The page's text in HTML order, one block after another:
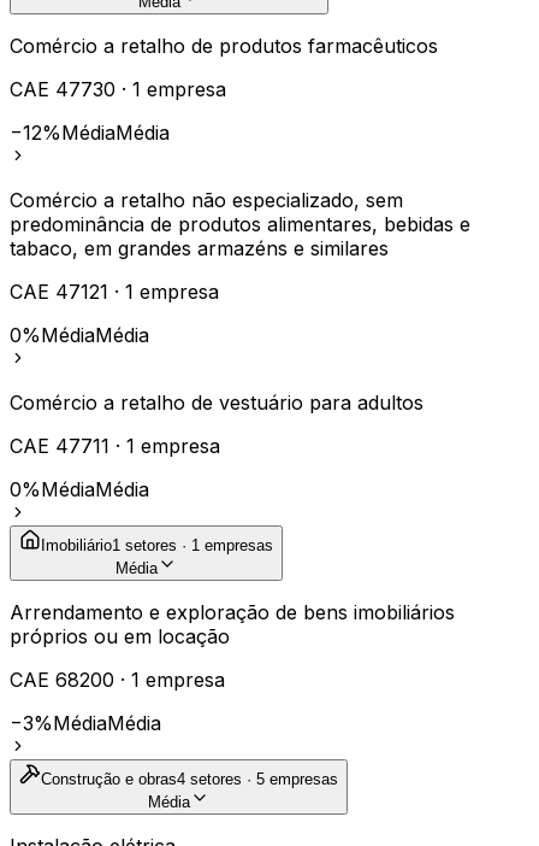
Comércio a retalho de produtos farmacêuticos
CAE 47730 · 1 empresa
−12%MédiaMédia
Comércio a retalho não especializado, sem
predominância de produtos alimentares, bebidas e
tabaco, em grandes armazéns e similares
CAE 47121 · 1 empresa
0%MédiaMédia
Comércio a retalho de vestuário para adultos
CAE 47711 · 1 empresa
0%MédiaMédia
Imobiliário1 setores · 1 empresas
Média
Arrendamento e exploração de bens imobiliários
próprios ou em locação
CAE 68200 · 1 empresa
−3%MédiaMédia
Construção e obras4 setores · 5 empresas
Média